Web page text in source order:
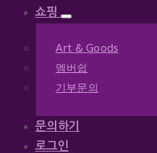
쇼핑
Art & Goods
멤버쉽
기부문의
문의하기
로그인